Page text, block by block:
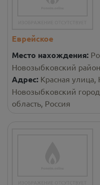
Еврейское
Место нахождения:
Новозыбковский район
Адрес: Красная улица,
Новозыбковский
область, Россия